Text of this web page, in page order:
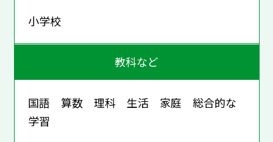
小学校
教科など
国語 算数 理科 生活 家庭 総合的な
学習